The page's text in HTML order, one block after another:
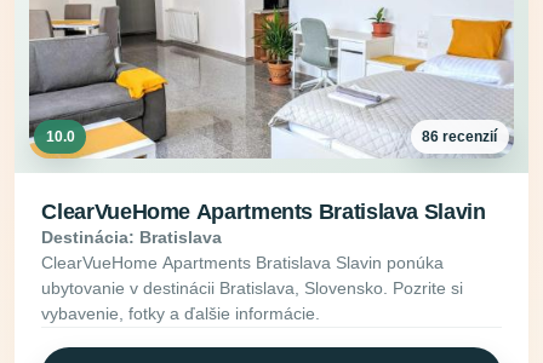
10.0 86 recenzií
ClearVueHome Apartments Bratislava Slavin
Destinácia: Bratislava
ClearVueHome Apartments Bratislava Slavin ponúka
ubytovanie v destinácii Bratislava, Slovensko. Pozrite si
vybavenie, fotky a ďalšie informácie.